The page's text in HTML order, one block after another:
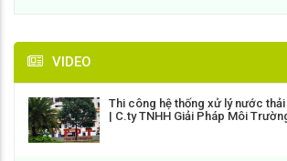
VIDEO
Thi công hệ thống xử lý nước
| C.ty TNHH Giải Pháp Môi